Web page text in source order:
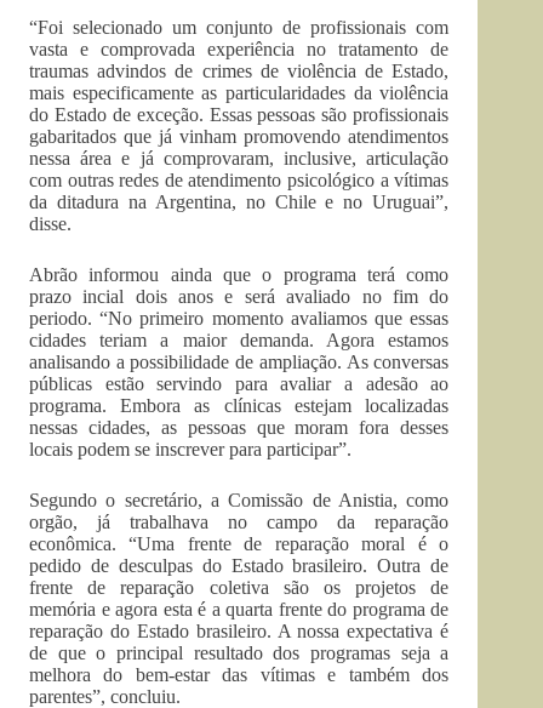
“Foi selecionado um conjunto de profissionais com
vasta e comprovada experiência no tratamento de
traumas advindos de crimes de violência de Estado,
mais especificamente as particularidades da violência
do Estado de exceção. Essas pessoas são profissionais
gabaritados que já vinham promovendo atendimentos
nessa área e já comprovaram, inclusive, articulação
com outras redes de atendimento psicológico a vítimas
da ditadura na Argentina, no Chile e no Uruguai”,
disse.
Abrão informou ainda que o programa terá como
prazo incial dois anos e será avaliado no fim do
periodo. “No primeiro momento avaliamos que essas
cidades teriam a maior demanda. Agora estamos
analisando a possibilidade de ampliação. As conversas
públicas estão servindo para avaliar a adesão ao
programa. Embora as clínicas estejam localizadas
nessas cidades, as pessoas que moram fora desses
locais podem se inscrever para participar”.
Segundo o secretário, a Comissão de Anistia, como
orgão, já trabalhava no campo da reparação
econômica. “Uma frente de reparação moral é o
pedido de desculpas do Estado brasileiro. Outra de
frente de reparação coletiva são os projetos de
memória e agora esta é a quarta frente do programa de
reparação do Estado brasileiro. A nossa expectativa é
de que o principal resultado dos programas seja a
melhora do bem-estar das vítimas e também dos
parentes”, concluiu.